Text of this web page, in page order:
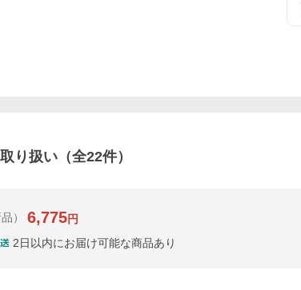
り扱い（全22件）
） 6,775円
2日以内にお届け可能な商品あり